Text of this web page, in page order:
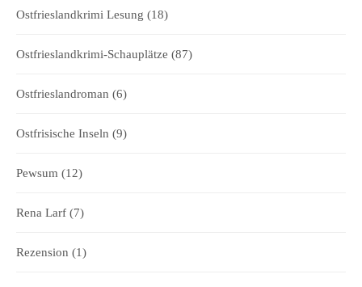
Ostfrieslandkrimi Lesung (18)
Ostfrieslandkrimi-Schauplätze (87)
Ostfrieslandroman (6)
Ostfrisische Inseln (9)
Pewsum (12)
Rena Larf (7)
Rezension (1)